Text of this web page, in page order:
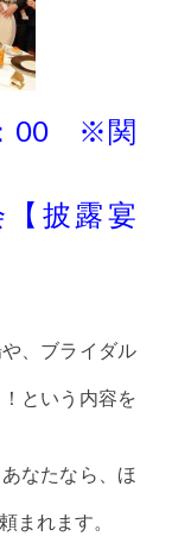
00 ※関
披露宴
ブライダル
いう内容を
たなら、ほ
れます。